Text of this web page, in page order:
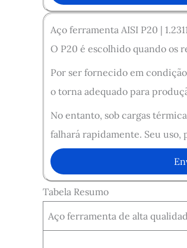
Aço ferramenta AISI P20 |
O P20 é escolhido quando os
Por ser fornecido em
o torna adequado para
No entanto, sob cargas
falhará rapidamente. Seu
Tabela Resumo
Aço ferramenta de alta